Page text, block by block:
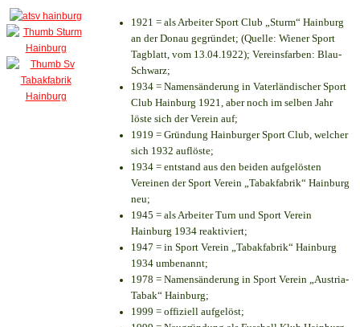
1921 = als Arbeiter Sport Club „Sturm“ Hainburg
an der Donau gegründet; (Quelle: Wiener Sport
Tagblatt, vom 13.04.1922); Vereinsfarben: Blau-
Schwarz;
1934 = Namensänderung in Vaterländischer Sport
Club Hainburg 1921, aber noch im selben Jahr
löste sich der Verein auf;
1919 = Gründung Hainburger Sport Club, welcher
sich 1932 auflöste;
1934 = entstand aus den beiden aufgelösten
Vereinen der Sport Verein „Tabakfabrik“ Hainburg
neu;
1945 = als Arbeiter Turn und Sport Verein
Hainburg 1934 reaktiviert;
1947 = in Sport Verein „Tabakfabrik“ Hainburg
1934 umbenannt;
1978 = Namensänderung in Sport Verein „Austria-
Tabak“ Hainburg;
1999 = offiziell aufgelöst;